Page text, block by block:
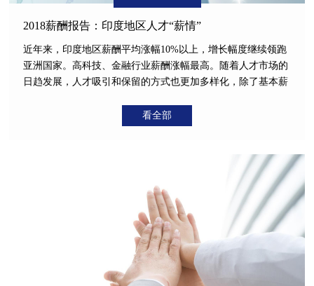
2018薪酬报告：印度地区人才“薪情”
近年来，印度地区薪酬平均涨幅10%以上，增长幅度继续领跑
亚洲国家。高科技、金融行业薪酬涨幅最高。随着人才市场的
日趋发展，人才吸引和保留的方式也更加多样化，除了基本薪
看全部